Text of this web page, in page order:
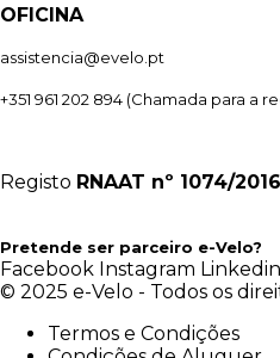
OFICINA
assistencia@evelo.pt
+351 961 202 894 (Chamada para a
Registo RNAAT nº 1074/2016
Pretende ser parceiro e-Velo?
Facebook Instagram Linkedin
© 2025 e-Velo - Todos os
Termos e Condições